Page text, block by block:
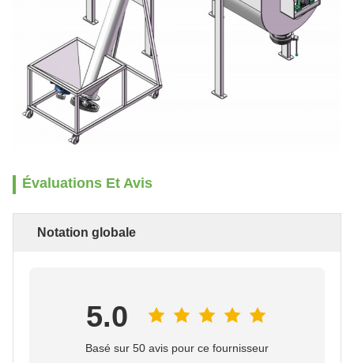
Évaluations Et Avis
Notation globale
5.0
Basé sur 50 avis pour ce fournisseur